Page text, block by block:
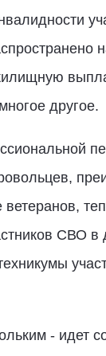
другое.
СВО в
- идет